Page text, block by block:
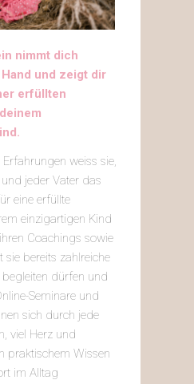
nimmt dich
und zeigt dir
erfüllten
weiss sie,
jeder Vater das
eine erfüllte
einzigartigen Kind
Coachings sowie
bereits zahlreiche
dürfen und
Seminare und
sich durch jede
viel Herz und
praktischem Wissen
im Alltag